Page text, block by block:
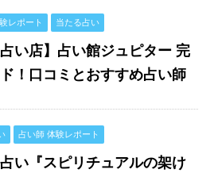
レポート 当たる占い
占い店】占い館ジュピター 完
！口コミとおすすめ占い師
占い師 体験レポート
い『スピリチュアルの架け